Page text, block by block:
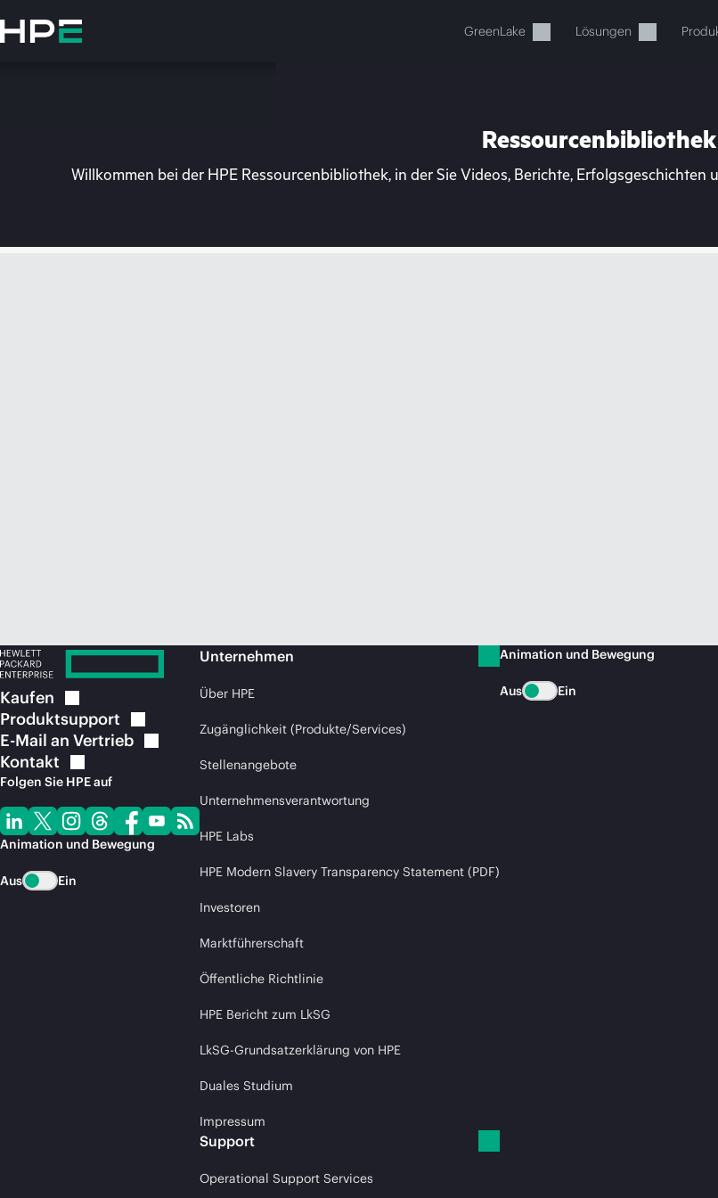
Hauptinhalt
wechseln
GreenLake Lösungen
Ihr Warenkorb ist
Ressourcenbibliothek
Willkommen bei der HPE Ressourcenbibliothek, in der Sie Videos, Berichte,
Kaufen
Produktsupport
E-Mail an Vertrieb
Kontakt
Folgen Sie HPE auf
Animation und Bewegung
Aus Ein
Unternehmen
Über HPE
Zugänglichkeit (Produkte/Services)
Stellenangebote
Unternehmensverantwortung
HPE Labs
HPE Modern Slavery Transparency Statement (PDF)
Investoren
Marktführerschaft
Öffentliche Richtlinie
HPE Bericht zum LkSG
LkSG-Grundsatzerklärung von HPE
Duales Studium
Impressum
Support
Operational Support Services
Animation und Bewegung
Aus Ein